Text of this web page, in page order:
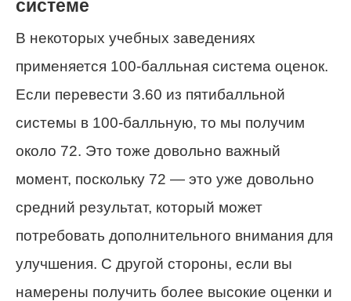
системе
В некоторых учебных заведениях
применяется 100-балльная система оценок.
Если перевести 3.60 из пятибалльной
системы в 100-балльную, то мы получим
около 72. Это тоже довольно важный
момент, поскольку 72 — это уже довольно
средний результат, который может
потребовать дополнительного внимания для
улучшения. С другой стороны, если вы
намерены получить более высокие оценки и